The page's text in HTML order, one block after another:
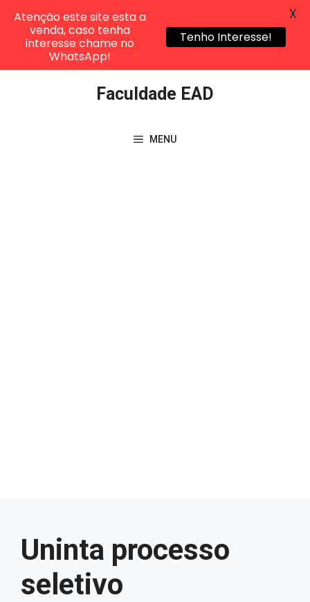
Faculdade EAD
MENU
Uninta processo
seletivo
Atenção este site esta a
venda, caso tenha
interesse chame no
WhatsApp!
Tenho Interesse!
X